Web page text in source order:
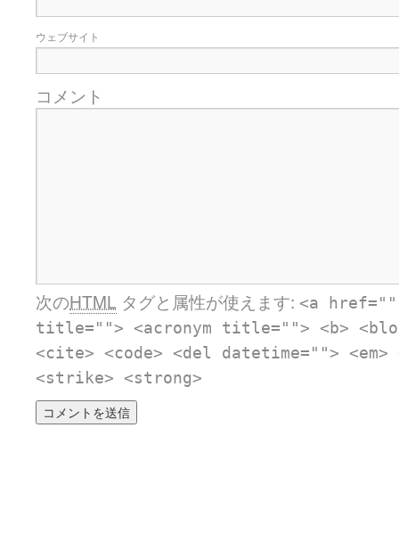
ウェブサイト
コメント
次のHTML タグと属性が使えます: <a
title=""> <acronym title=""> <b>
<cite> <code> <del datetime="">
<strike> <strong>